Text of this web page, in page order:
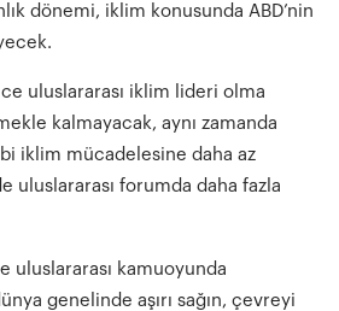
dönemi, iklim konusunda ABD’nin
uluslararası iklim lideri olma
kalmayacak, aynı zamanda
iklim mücadelesine daha az
uluslararası forumda daha fazla
uluslararası kamuoyunda
genelinde aşırı sağın, çevreyi